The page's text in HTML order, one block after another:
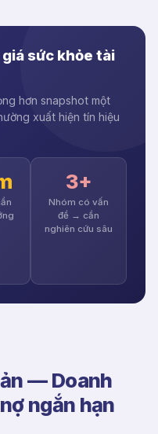
sức khỏe tài
hơn snapshot một
xuất hiện tín hiệu
3+
Nhóm có vấn
đề → cần
nghiên cứu sâu
— Doanh
ngắn hạn